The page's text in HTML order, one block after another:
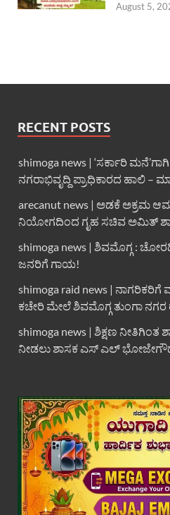
August 5,
RECENT POSTS
shimoga news | ‘ಸರ್ಕಾರಿ
ನಗರಾಭಿವೃದ್ದಿ ಪ್ರಾಧಿಕಾರದ ಹಾಲಿ –
arecanut news | ಅಡಕೆ ಅಕ್ರಮ
ನಿಯೋಗದಿಂದ ಗೃಹ ಸಚಿವ ಅಮಿತ್
shimoga news | ಶಿವಮೊಗ್ಗ :
ಜನರಿಗೆ ಗಾಯ!
shimoga raid news |
ಕಚೇರಿ ಮೇಲೆ ಶಿವಮೊಗ್ಗ ತುಂಗಾ
shimoga news | ಶಿಕ್ಷಣ ನೀತಿಗಿಂತ
ನೀಡಲು ಶಾಸಕ ಎಸ್ ಎಲ್